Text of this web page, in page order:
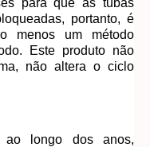
para que as tubas
portanto, é
menos um método
Este produto não
não altera o ciclo
ao longo dos anos,